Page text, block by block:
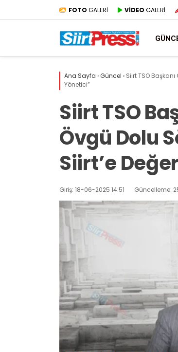
FOTO GALERİ VİDEO GALERİ
Ana Sayfa ›Güncel › Siirt TSO
Yönetici”
Siirt TSO
Övgü Dolu
Siirt’e
Giriş: 18-06-2025 14:51 Güncelleme: